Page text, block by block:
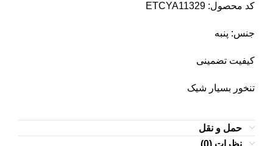
کد محصول: ETCYA11329
جنس: پنبه
کیفیت تضمینی
تنخور بسیار شیک
حمل و نقل
نظرات (0)